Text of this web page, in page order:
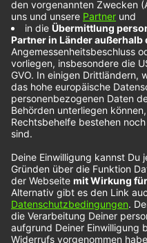
Wir verwenden
Drittanbieters, um
Dieser Service kann
sammeln. Bitte
stimmen Sie der
dieses
powered by